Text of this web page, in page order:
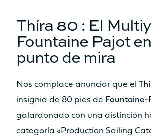
Thíra 80 : El
Fountaine Pajot
punto de mira
Nos complace anunciar que el
insignia de 80 pies de Fountaine-
galardonado con una distinción
categoría «Production Sailing
MOTORIZACIÓN
2 x 25 kW /
INFORMACIÓN
ESLORA DEL CASCO